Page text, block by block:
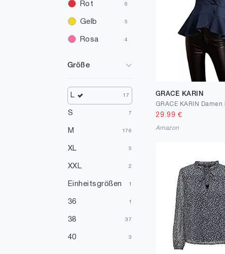
Rot 6
Gelb 5
Rosa 4
Gold 1
1
Größe
L 17
S 7
M 176
XL 5
XXL 2
Einheitsgrößen 1
36 1
38 37
40 3
GRACE KARIN
29.99 €
Amazon